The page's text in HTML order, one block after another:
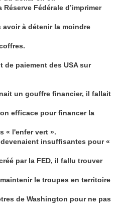
Fédérale d’imprimer
à détenir la moindre
de paiement des USA sur
un gouffre financier, il fallait
efficace pour financer la
« l'enfer vert ».
insuffisantes pour «
par la FED, il fallu trouver
le troupes en territoire
de Washington pour ne pas